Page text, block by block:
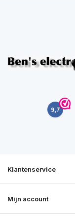
9,7
Klantenservice
Mijn account